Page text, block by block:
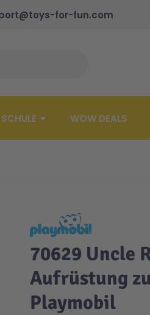
for-fun.com
WOW DEALS
70629 Uncle
Aufrüstung
Playmobil